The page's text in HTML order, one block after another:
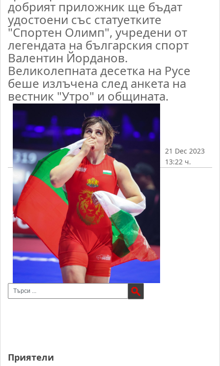
добрият приложник ще бъдат
удостоени със статуетките
"Спортен Олимп", учредени от
легендата на българския спорт
Валентин Йорданов.
Великолепната десетка на Русе
беше излъчена след анкета на
вестник "Утро" и общината.
21 Dec 2023
13:22 ч.
Приятели